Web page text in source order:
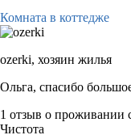
Комната в коттедже
ozerki, хозяин жилья
Ольга, спасибо
1 отзыв о проживании
Чистота